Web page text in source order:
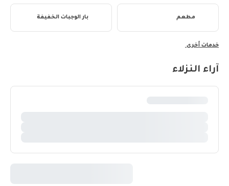
مطعم بار الوجبات الخفيفة
خدمات أخرى
آراء النزلاء